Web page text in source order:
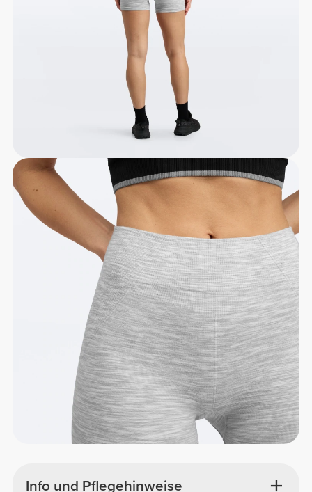
Info und Pflegehinweise